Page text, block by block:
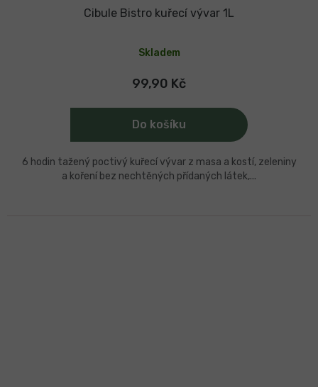
Cibule Bistro kuřecí vývar 1L
hodnocení
produktu
5,0
Skladem
99,90 Kč
Do košíku
6 hodin tažený poctivý kuřecí vývar z masa a kostí, zeleniny
a koření bez nechtěných přídaných látek,...